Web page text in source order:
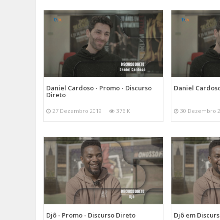
Daniel Cardoso - Promo - Discurso
Direto
27 Dezembro 2019 376 K
Daniel
30 Dezembro
Djô - Promo - Discurso Direto Djô em